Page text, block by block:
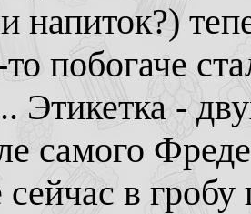
напиток?)
побогаче
Этикетка -
самого
в